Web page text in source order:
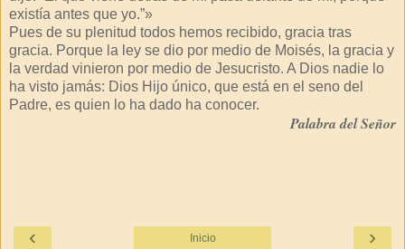
existía antes que yo.”»
Pues de su plenitud todos hemos recibido, gracia tras
gracia. Porque la ley se dio por medio de Moisés, la gracia y
la verdad vinieron por medio de Jesucristo. A Dios nadie lo
ha visto jamás: Dios Hijo único, que está en el seno del
Padre, es quien lo ha dado ha conocer.
Palabra del Señor
‹ ›
Inicio